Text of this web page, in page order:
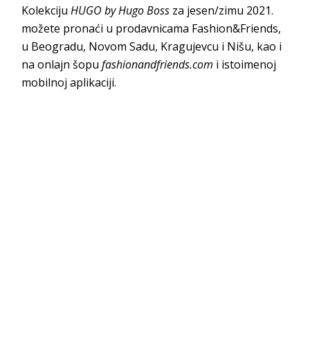
KolekcijuHUGO by Hugo Boss za jesen/zimu 2021.
možete pronaći u prodavnicama Fashion&Friends,
u Beogradu, Novom Sadu, Kragujevcu i Nišu, kao i
na onlajn šopufashionandfriends.com i istoimenoj
mobilnoj aplikaciji.